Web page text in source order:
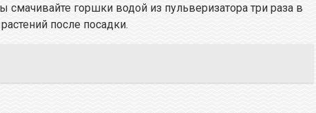
горшки водой из пульверизатора три раза в
после посадки.